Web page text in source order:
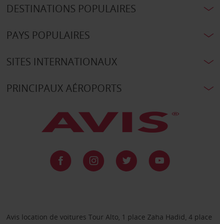
DESTINATIONS POPULAIRES
PAYS POPULAIRES
SITES INTERNATIONAUX
PRINCIPAUX AÉROPORTS
Avis location de voitures Tour Alto, 1 place Zaha Hadid, 4 place